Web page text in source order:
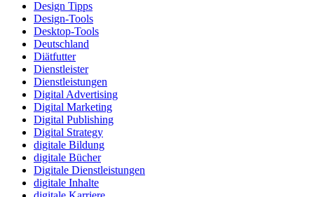
Design Tipps
Design-Tools
Desktop-Tools
Deutschland
Diätfutter
Dienstleister
Dienstleistungen
Digital Advertising
Digital Marketing
Digital Publishing
Digital Strategy
digitale Bildung
digitale Bücher
Digitale Dienstleistungen
digitale Inhalte